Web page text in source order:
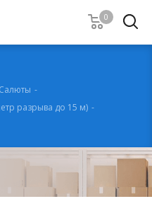
0
Салюты -
разрыва до 15 м) -